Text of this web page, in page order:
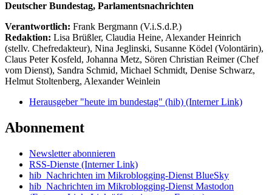
Deutscher Bundestag, Parlamentsnachrichten
Verantwortlich: Frank Bergmann (V.i.S.d.P.)
Redaktion: Lisa Brüßler, Claudia Heine, Alexander Heinrich
(stellv. Chefredakteur), Nina Jeglinski, Susanne Ködel (Volontärin),
Claus Peter Kosfeld, Johanna Metz, Sören Christian Reimer (Chef
vom Dienst), Sandra Schmid, Michael Schmidt, Denise Schwarz,
Helmut Stoltenberg, Alexander Weinlein
Herausgeber "heute im bundestag" (hib) (Interner Link)
Abonnement
Newsletter abonnieren
RSS-Dienste (Interner Link)
hib_Nachrichten im Mikroblogging-Dienst BlueSky
hib_Nachrichten im Mikroblogging-Dienst Mastodon